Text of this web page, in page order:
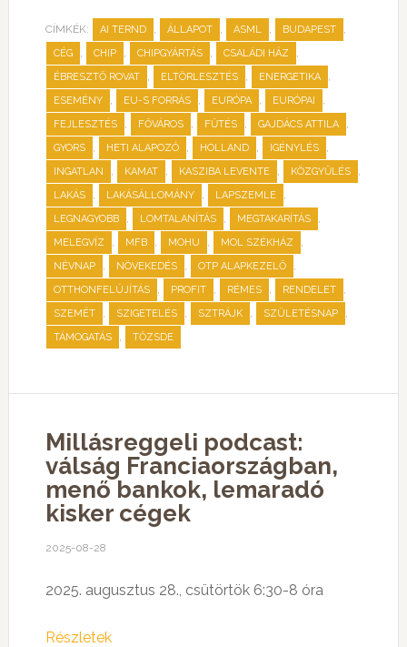
CÍMKÉK: AI TERND , ÁLLAPOT , ASML , BUDAPEST ,
CÉG , CHIP , CHIPGYÁRTÁS , CSALÁDI HÁZ ,
ÉBRESZTŐ ROVAT , ELTÖRLESZTÉS , ENERGETIKA ,
ESEMÉNY , EU-S FORRÁS , EURÓPA , EURÓPAI ,
FEJLESZTÉS , FŐVÁROS , FŰTÉS , GAJDÁCS ATTILA ,
GYORS , HETI ALAPOZÓ , HOLLAND , IGÉNYLÉS ,
INGATLAN , KAMAT , KASZIBA LEVENTE , KÖZGYŰLÉS ,
LAKÁS , LAKÁSÁLLOMÁNY , LAPSZEMLE ,
LEGNAGYOBB , LOMTALANÍTÁS , MEGTAKARÍTÁS ,
MELEGVÍZ , MFB , MOHU , MOL SZÉKHÁZ ,
NÉVNAP , NÖVEKEDÉS , OTP ALAPKEZELŐ ,
OTTHONFELÚJÍTÁS , PROFIT , RÉMES , RENDELET ,
SZEMÉT , SZIGETELÉS , SZTRÁJK , SZÜLETÉSNAP ,
TÁMOGATÁS , TŐZSDE
Millásreggeli podcast:
válság Franciaországban,
menő bankok, lemaradó
kisker cégek
2025-08-28
2025. augusztus 28., csütörtök 6:30-8 óra
Részletek